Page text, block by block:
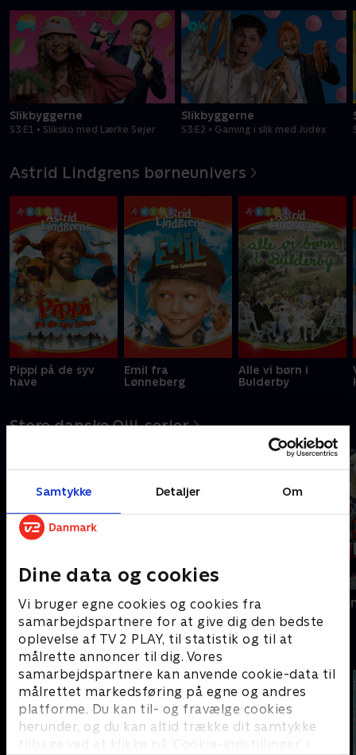
Samtykke Detaljer Om
Dine data og cookies
Vi bruger egne cookies og cookies fra
samarbejdspartnere for at give dig den bedste
oplevelse af TV 2 PLAY, til statistik og til at
målrette annoncer til dig. Vores
samarbejdspartnere kan anvende cookie-data til
målrettet markedsføring på egne og andres
platforme. Du kan til- og fravælge cookies
herunder, og du kan altid trække dit samtykke
tilbage ved at klikke på ’Cookie-indstillinger’ i
Slikbyggerne
S3:E1 • Sliksko med Lærke Sejer
Slikbyggerne
S3:E2 • Gaming i slik med Judex
Astrid Lindgrens børneunivers
Pippi på de syv
have
Emil fra
Lønneberg
Alle vi børn i
Bulderby
Store danske Oiii-serier
Slikbyggerne
Fede film - se dem med SkyShowtime